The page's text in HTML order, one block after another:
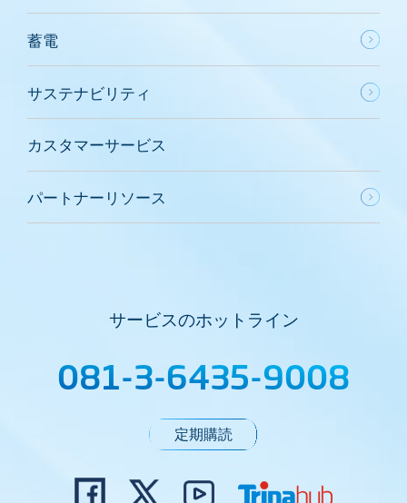
蓄電
サステナビリティ
カスタマーサービス
パートナーリソース
サービスのホットライン
081-3-6435-9008
定期購読